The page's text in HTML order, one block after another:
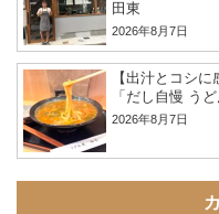
田東
2026年8月7日
【出汁とコシ
「だし自慢 う
2026年8月7日